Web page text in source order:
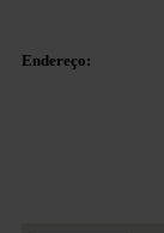
Endereço: